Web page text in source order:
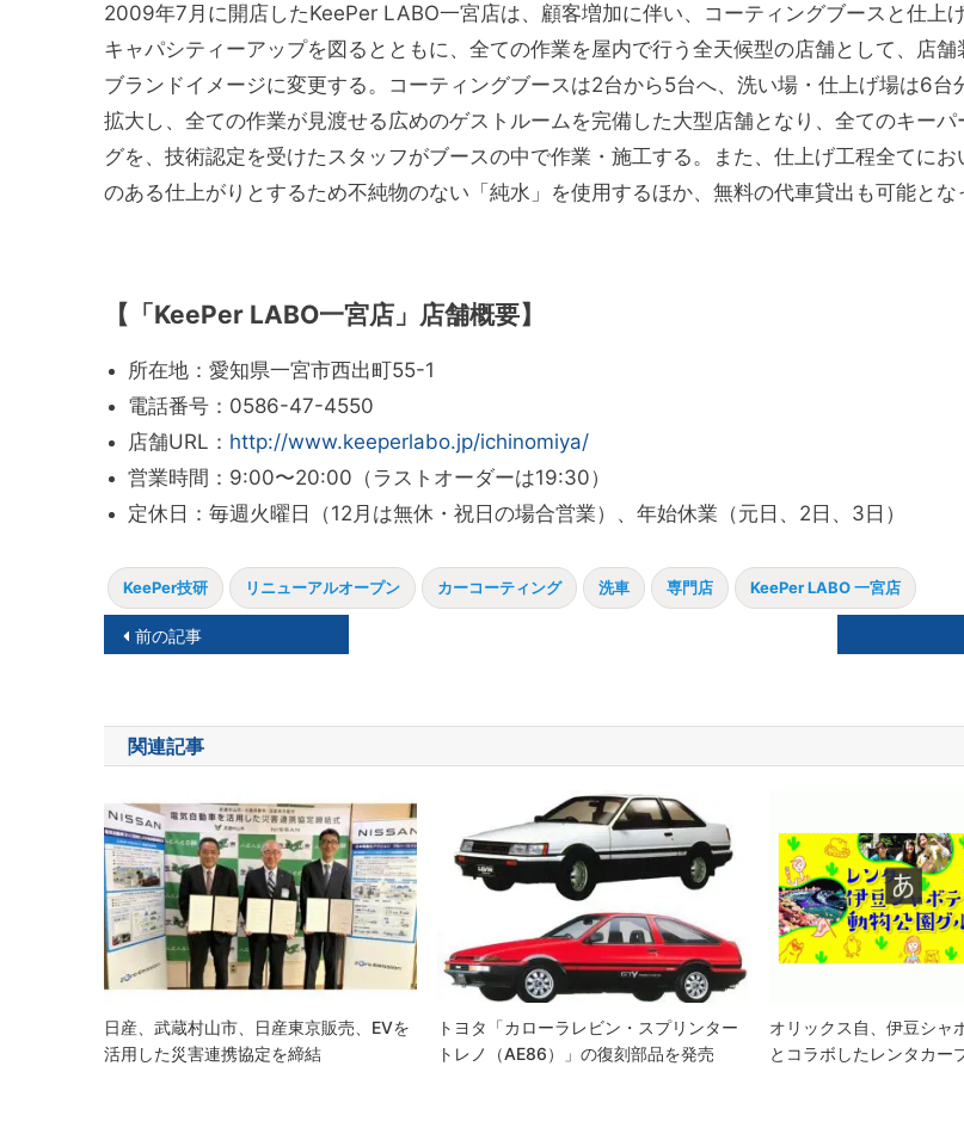
2009年7月に開店したKeePer LABO一宮店は、顧客増加に伴い、コーティングブースと仕上
キャパシティーアップを図るとともに、全ての作業を屋内で行う全天候型の店舗として、店舗
ブランドイメージに変更する。コーティングブースは2台から5台へ、洗い場・仕上げ場は6台
拡大し、全ての作業が見渡せる広めのゲストルームを完備した大型店舗となり、全てのキーパ
グを、技術認定を受けたスタッフがブースの中で作業・施工する。また、仕上げ工程全てにお
のある仕上がりとするため不純物のない「純水」を使用するほか、無料の代車貸出も可能とな
【「KeePer LABO一宮店」店舗概要】
所在地：愛知県一宮市西出町55-1
電話番号：0586-47-4550
店舗URL： http://www.keeperlabo.jp/ichinomiya/
営業時間：9:00〜20:00（ラストオーダーは19:30）
定休日：毎週火曜日（12月は無休・祝日の場合営業）、年始休業（元日、2日、3日）
KeePer技研 リニューアルオープン カーコーティング 洗車 専門店 KeePer LABO 一宮店
投
ナ
ビ
ゲ
ー
シ
ョ
ン
前の記事
関連記事
日産、武蔵村山市、日産東京販売、EVを
活用した災害連携協定を締結
トヨタ「カローラレビン・スプリンター
トレノ（AE86）」の復刻部品を発売
オリックス自、伊豆シャ
とコラボしたレンタカー